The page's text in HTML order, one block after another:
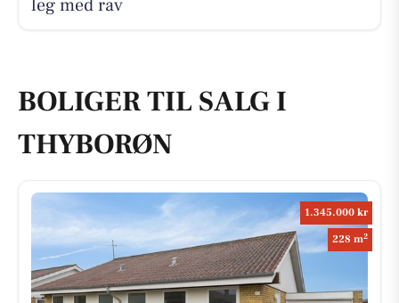
leg med rav
BOLIGER TIL SALG I
THYBORØN
1.345.000 kr
228 m2